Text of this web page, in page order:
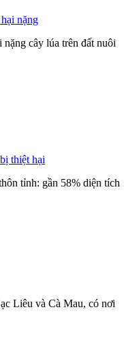
nặng
cây lúa trên đất nuôi
thiệt hại
tỉnh: gần 58% diện tích
Liêu và Cà Mau, có nơi